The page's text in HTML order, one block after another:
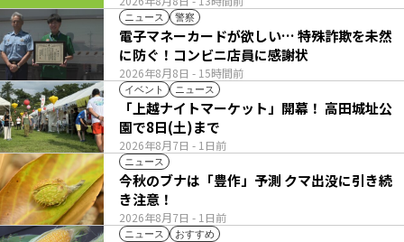
ニュース 警察
2026年8月8日 - 15時間前
電子マネーカードが欲しい… 特殊詐欺を未然
に防ぐ！コンビニ店員に感謝状
イベント ニュース
2026年8月7日 - 1日前
「上越ナイトマーケット」開幕！ 高田城址公
園で8日(土)まで
ニュース
2026年8月7日 - 1日前
今秋のブナは「豊作」予測 クマ出没に引き続
き注意！
ニュース おすすめ